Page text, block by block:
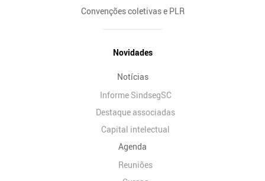
Convenções coletivas e PLR
Novidades
Notícias
Informe SindsegSC
Destaque associadas
Capital intelectual
Agenda
Reuniões